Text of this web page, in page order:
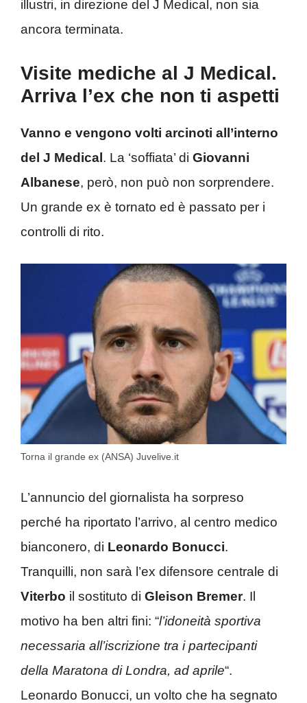
illustri, in direzione del J Medical, non sia
ancora terminata.
Visite mediche al J Medical.
Arriva l’ex che non ti aspetti
Vanno e vengono volti arcinoti all’interno
del J Medical . La ‘soffiata’ di Giovanni
Albanese, però, non può non sorprendere.
Un grande ex è tornato ed è passato per i
controlli di rito.
Torna il grande ex (ANSA) Juvelive.it
L’annuncio del giornalista ha sorpreso
perché ha riportato l’arrivo, al centro medico
bianconero, di Leonardo Bonucci.
Tranquilli, non sarà l’ex difensore centrale di
Viterbo il sostituto di Gleison Bremer. Il
motivo ha ben altri fini: “l’idoneità sportiva
necessaria all’iscrizione tra i partecipanti
della Maratona di Londra, ad aprile“.
Leonardo Bonucci, un volto che ha segnato